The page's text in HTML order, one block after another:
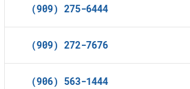
(909) 275-6444
(909) 272-7676
(906) 563-1444